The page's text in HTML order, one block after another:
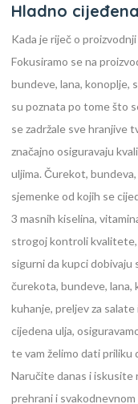
Hladno
Kada je riječ o
Fokusiramo se na
bundeve, lana, konoplje,
su poznata po tome što
se zadržale sve hranjive
značajno osiguravaju
uljima. Čurekot,
sjemenke od kojih se
3 masnih kiselina,
strogoj kontroli kvalitete,
sigurni da kupci dobivaju
čurekota, bundeve, lana,
kuhanje, preljev za
cijedena ulja,
te vam želimo dati priliku
Naručite danas i iskusite
prehrani i svakodnevnom